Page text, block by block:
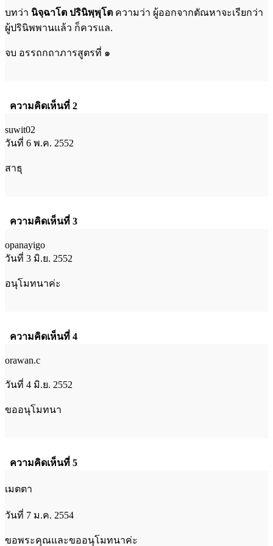
บทว่า นิจฺฉาโต ปรินิพฺพุโต ความว่า ผู้ออกจากตัณหาจะเรียกว่า
ผู้ปรินิพพานแล้ว ก็ควรแล.
จบ อรรถกถาภารสูตรที่ ๑
ความคิดเห็นที่ 2
suwit02
วันที่ 6 พ.ค. 2552
สาธุ
ความคิดเห็นที่ 3
opanayigo
วันที่ 3 มิ.ย. 2552
อนุโมทนาค่ะ
ความคิดเห็นที่ 4
orawan.c
วันที่ 4 มิ.ย. 2552
ขออนุโมทนา
ความคิดเห็นที่ 5
เมตตา
วันที่ 7 ม.ค. 2554
ขอพระคุณและขออนุโมทนาค่ะ